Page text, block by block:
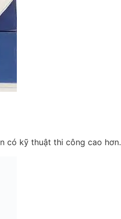
có kỹ thuật thi công cao hơn.